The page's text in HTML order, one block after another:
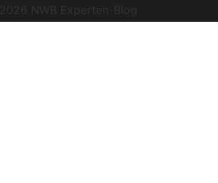
2026 NWB Experten-Blog